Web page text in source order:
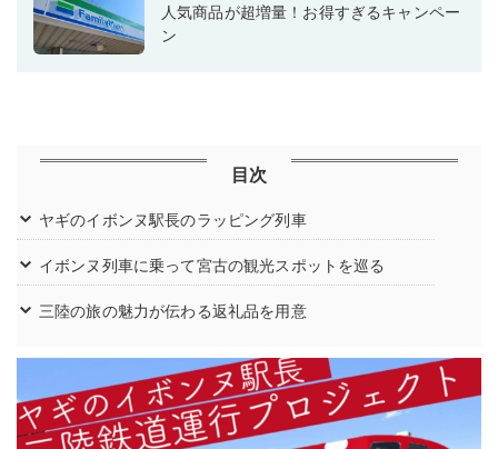
人気商品が超増量！お得すぎるキャンペー
ン
目次
ヤギのイボンヌ駅長のラッピング列車
イボンヌ列車に乗って宮古の観光スポットを巡る
三陸の旅の魅力が伝わる返礼品を用意